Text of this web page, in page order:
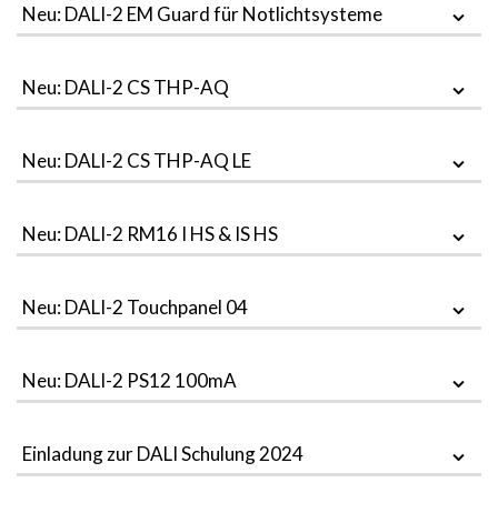
Neu: DALI-2 EM Guard für Notlichtsysteme
Neu: DALI-2 CS THP-AQ
Neu: DALI-2 CS THP-AQ LE
Neu: DALI-2 RM16 I HS & IS HS
Neu: DALI-2 Touchpanel 04
Neu: DALI-2 PS12 100mA
Einladung zur DALI Schulung 2024